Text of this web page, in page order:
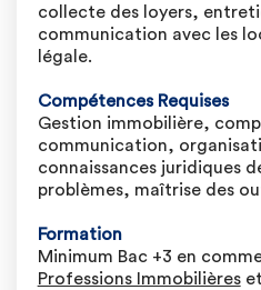
collecte des loyers,
communication avec les
légale.
Compétences Requises
Gestion immobilière,
communication,
connaissances juridiques
problèmes, maîtrise des
Formation
Minimum Bac +3 en
Professions Immobilièreset